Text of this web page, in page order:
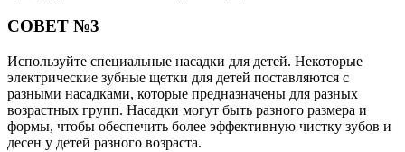
СОВЕТ №3
Используйте специальные насадки для детей. Некоторые
электрические зубные щетки для детей поставляются с
разными насадками, которые предназначены для разных
возрастных групп. Насадки могут быть разного размера и
формы, чтобы обеспечить более эффективную чистку зубов и
десен у детей разного возраста.